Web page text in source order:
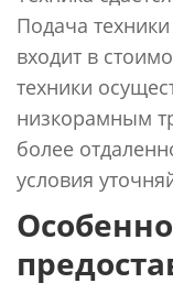
Подача
входит в
техники
низкорамным
более
условия